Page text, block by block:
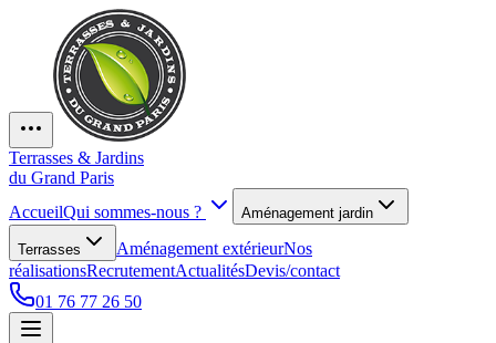
Terrasses & Jardins
du Grand Paris
AccueilQui sommes-nous ? Aménagement jardin
Terrasses Aménagement extérieurNos
réalisationsRecrutementActualitésDevis/contact
01 76 77 26 50